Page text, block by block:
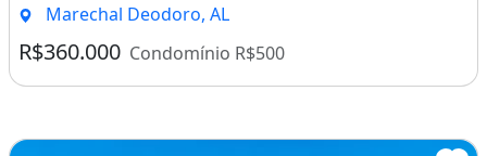
Marechal Deodoro, AL
R$360.000 Condomínio R$500